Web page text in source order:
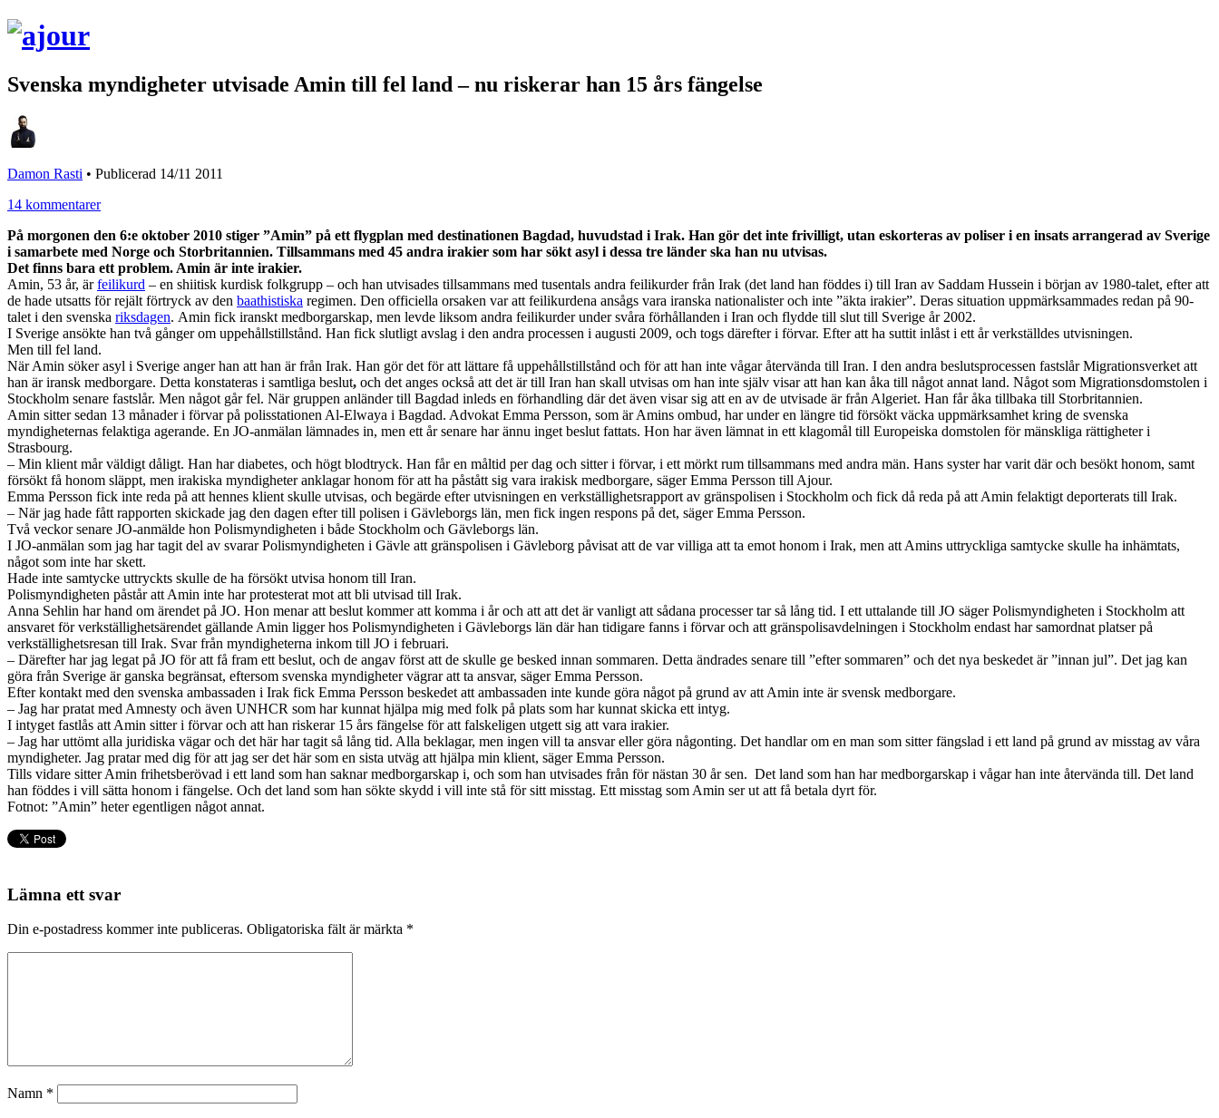
Svenska myndigheter utvisade Amin till fel land – nu riskerar han 15 års fängelse
Damon Rasti • Publicerad 14/11 2011
14 kommentarer
På morgonen den 6:e oktober 2010 stiger ”Amin” på ett flygplan med destinationen Bagdad, huvudstad i Irak. Han gör det inte frivilligt, utan eskorteras av poliser i en insats arrangerad av Sverige
i samarbete med Norge och Storbritannien. Tillsammans med 45 andra irakier som har sökt asyl i dessa tre länder ska han nu utvisas.
Det finns bara ett problem. Amin är inte irakier.
Amin, 53 år, ärfeilikurd – en shiitisk kurdisk folkgrupp – och han utvisades tillsammans med tusentals andra feilikurder från Irak (det land han föddes i) till Iran av Saddam Hussein i början av 1980-talet, efter att
de hade utsatts för rejält förtryck av den baathistiska regimen. Den officiella orsaken var att feilikurdena ansågs vara iranska nationalister och inte ”äkta irakier”. Deras situation uppmärksammades redan på 90-
talet i den svenska riksdagen. Amin fick iranskt medborgarskap, men levde liksom andra feilikurder under svåra förhållanden i Iran och flydde till slut till Sverige år 2002.
I Sverige ansökte han två gånger om uppehållstillstånd. Han fick slutligt avslag i den andra processen i augusti 2009, och togs därefter i förvar. Efter att ha suttit inlåst i ett år verkställdes utvisningen.
Men till fel land.
När Amin söker asyl i Sverige anger han att han är från Irak. Han gör det för att lättare få uppehållstillstånd och för att han inte vågar återvända till Iran. I den andra beslutsprocessen fastslår Migrationsverket att
han är iransk medborgare. Detta konstateras i samtliga beslut, och det anges också att det är till Iran han skall utvisas om han inte själv visar att han kan åka till något annat land. Något som Migrationsdomstolen i
Stockholm senare fastslår. Men något går fel. När gruppen anländer till Bagdad inleds en förhandling där det även visar sig att en av de utvisade är från Algeriet. Han får åka tillbaka till Storbritannien.
Amin sitter sedan 13 månader i förvar på polisstationen Al-Elwaya i Bagdad. Advokat Emma Persson, som är Amins ombud, har under en längre tid försökt väcka uppmärksamhet kring de svenska
myndigheternas felaktiga agerande. En JO-anmälan lämnades in, men ett år senare har ännu inget beslut fattats. Hon har även lämnat in ett klagomål till Europeiska domstolen för mänskliga rättigheter i
Strasbourg.
– Min klient mår väldigt dåligt. Han har diabetes, och högt blodtryck. Han får en måltid per dag och sitter i förvar, i ett mörkt rum tillsammans med andra män. Hans syster har varit där och besökt honom, samt
försökt få honom släppt, men irakiska myndigheter anklagar honom för att ha påstått sig vara irakisk medborgare, säger Emma Persson till Ajour.
Emma Persson fick inte reda på att hennes klient skulle utvisas, och begärde efter utvisningen en verkställighetsrapport av gränspolisen i Stockholm och fick då reda på att Amin felaktigt deporterats till Irak.
– När jag hade fått rapporten skickade jag den dagen efter till polisen i Gävleborgs län, men fick ingen respons på det, säger Emma Persson.
Två veckor senare JO-anmälde hon Polismyndigheten i både Stockholm och Gävleborgs län.
I JO-anmälan som jag har tagit del av svarar Polismyndigheten i Gävle att gränspolisen i Gävleborg påvisat att de var villiga att ta emot honom i Irak, men att Amins uttryckliga samtycke skulle ha inhämtats,
något som inte har skett.
Hade inte samtycke uttryckts skulle de ha försökt utvisa honom till Iran.
Polismyndigheten påstår att Amin inte har protesterat mot att bli utvisad till Irak.
Anna Sehlin har hand om ärendet på JO. Hon menar att beslut kommer att komma i år och att att det är vanligt att sådana processer tar så lång tid. I ett uttalande till JO säger Polismyndigheten i Stockholm att
ansvaret för verkställighetsärendet gällande Amin ligger hos Polismyndigheten i Gävleborgs län där han tidigare fanns i förvar och att gränspolisavdelningen i Stockholm endast har samordnat platser på
verkställighetsresan till Irak. Svar från myndigheterna inkom till JO i februari.
– Därefter har jag legat på JO för att få fram ett beslut, och de angav först att de skulle ge besked innan sommaren. Detta ändrades senare till ”efter sommaren” och det nya beskedet är ”innan jul”. Det jag kan
göra från Sverige är ganska begränsat, eftersom svenska myndigheter vägrar att ta ansvar, säger Emma Persson.
Efter kontakt med den svenska ambassaden i Irak fick Emma Persson beskedet att ambassaden inte kunde göra något på grund av att Amin inte är svensk medborgare.
– Jag har pratat med Amnesty och även UNHCR som har kunnat hjälpa mig med folk på plats som har kunnat skicka ett intyg.
I intyget fastlås att Amin sitter i förvar och att han riskerar 15 års fängelse för att falskeligen utgett sig att vara irakier.
– Jag har uttömt alla juridiska vägar och det här har tagit så lång tid. Alla beklagar, men ingen vill ta ansvar eller göra någonting. Det handlar om en man som sitter fängslad i ett land på grund av misstag av våra
myndigheter. Jag pratar med dig för att jag ser det här som en sista utväg att hjälpa min klient, säger Emma Persson.
Tills vidare sitter Amin frihetsberövad i ett land som han saknar medborgarskap i, och som han utvisades från för nästan 30 år sen. Det land som han har medborgarskap i vågar han inte återvända till. Det land
han föddes i vill sätta honom i fängelse. Och det land som han sökte skydd i vill inte stå för sitt misstag. Ett misstag som Amin ser ut att få betala dyrt för.
Fotnot: ”Amin” heter egentligen något annat.
Lämna ett svar
Din e-postadress kommer inte publiceras. Obligatoriska fält är märkta *
Namn *